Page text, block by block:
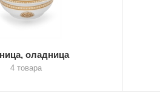
оладница
4 товара